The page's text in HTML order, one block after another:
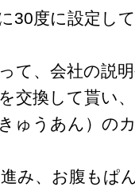
30度に設定し
て、会社の説
交換して貰い
ゅうあん）の
み、お腹もぱ